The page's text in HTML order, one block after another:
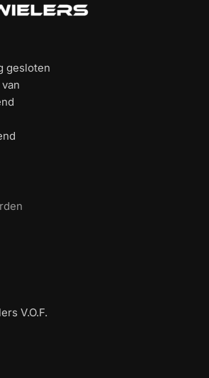
gesloten
V.O.F.